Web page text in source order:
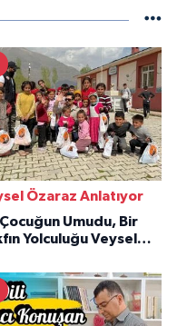
Özaraz Anlatıyor
Umudu, Bir
Yolculuğu Veysel